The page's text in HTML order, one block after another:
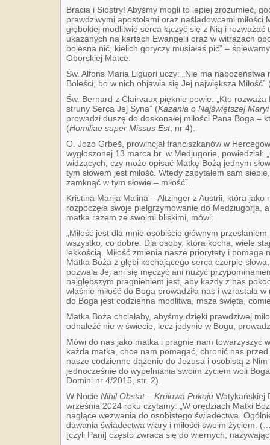
Bracia i Siostry! Abyśmy mogli to lepiej zrozumieć,
prawdziwymi apostołami oraz naśladowcami miłości
głębokiej modlitwie serca łączyć się z Nią i
ukazanych na kartach Ewangelii oraz w witrażach
bolesna nić, kielich goryczy musiałaś pić” –
Oborskiej Matce.
Św. Alfons Maria Liguori uczy: „Nie ma
Boleści, bo w nich objawia się Jej największa Miłość”
Św. Bernard z Clairvaux pięknie powie: „Kto
struny Serca Jej Syna” (Kazania o Najświętszej
prowadzi duszę do doskonałej miłości Pana Boga –
(Homiliae super Missus Est, nr 4).
O. Jozo Grbeš, prowincjał franciszkanów w
wygłoszonej 13 marca br. w Medjugorie, powiedział:
widzących, czy może opisać Matkę Bożą jednym
tym słowem jest miłość. Wtedy zapytałem sam
zamknąć w tym słowie – miłość”.
Kristina Marija Malina – Altzinger z Austrii, która jako
rozpoczęła swoje pielgrzymowanie do Medziugorja,
matka razem ze swoimi bliskimi, mówi:
„Miłość jest dla mnie osobiście głównym
wszystko, co dobre. Dla osoby, która kocha, wiele
lekkością. Miłość zmienia nasze priorytety i pomaga
Matka Boża z głębi kochającego serca czerpie
pozwala Jej ani się męczyć ani nużyć
najgłębszym pragnieniem jest, aby każdy z nas
właśnie miłość do Boga prowadziła nas i wzrastała
do Boga jest codzienna modlitwa, msza święta,
Matka Boża chciałaby, abyśmy dzięki prawdziwej
odnaleźć nie w świecie, lecz jedynie w Bogu,
Mówi do nas jako matka i pragnie nam towarzyszyć
każda matka, chce nam pomagać, chronić nas
nasze codzienne dążenie do Jezusa i osobistą z
jednocześnie do wypełniania swoim życiem woli
Domini nr 4/2015, str. 2).
W Nocie Nihil Obstat – Królowa Pokoju Watykańskiej
września 2024 roku czytamy: „W orędziach Matki
naglące wezwania do osobistego świadectwa.
dawania świadectwa wiary i miłości swoim życiem.
[czyli Pani] często zwraca się do wiernych, nazywając